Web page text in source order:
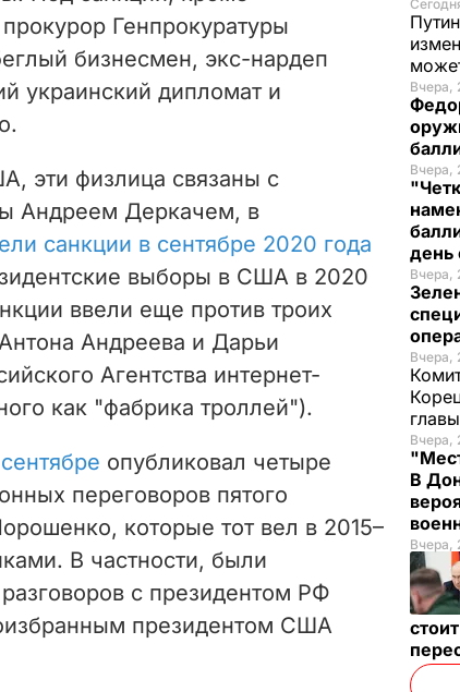
Генпрокуратуры
бизнесмен, экс-нардеп
украинский дипломат и
эти физлица связаны с
Андреем Деркачем, в
санкции в сентябре 2020 года
выборы в США в 2020
ввели еще против троих
Андреева и Дарьи
Агентства интернет-
как "фабрика троллей").
сентябре опубликовал четыре
переговоров пятого
которые тот вел в 2015–
В частности, были
с президентом РФ
президентом США
Вчера,
Вчера,
день
Вчера,
Вчера,
Вчера,
В
Вчера,